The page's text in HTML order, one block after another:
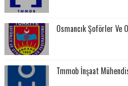
Osmancık Şoförler Ve
Tmmob İnşaat